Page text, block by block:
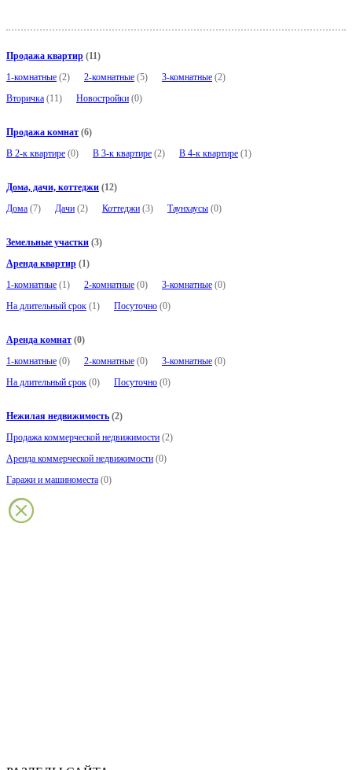
Продажа квартир (11)
1-комнатные (2) 2-комнатные (5) 3-комнатные (2)
Вторичка (11) Новостройки (0)
Продажа комнат (6)
В 2-к квартире (0) В 3-к квартире (2) В 4-к квартире (1)
Дома, дачи, коттеджи (12)
Дома (7) Дачи (2) Коттеджи (3) Таунхаусы (0)
Земельные участки (3)
Аренда квартир (1)
1-комнатные (1) 2-комнатные (0) 3-комнатные (0)
На длительный срок (1) Посуточно (0)
Аренда комнат (0)
1-комнатные (0) 2-комнатные (0) 3-комнатные (0)
На длительный срок (0) Посуточно (0)
Нежилая недвижимость (2)
Продажа коммерческой недвижимости (2)
Аренда коммерческой недвижимости (0)
Гаражи и машиноместа (0)